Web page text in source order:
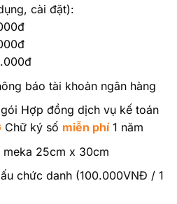
cài đặt):
báo tài khoản ngân hàng
Hợp đồng dịch vụ kế toán
Chữ ký số miễn phí1 năm
25cm x 30cm
chức danh (100.000VNĐ / 1